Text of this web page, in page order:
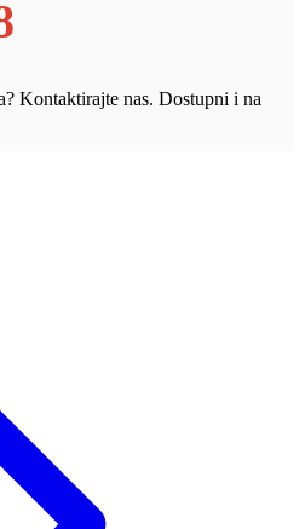
Kontaktirajte nas. Dostupni i na